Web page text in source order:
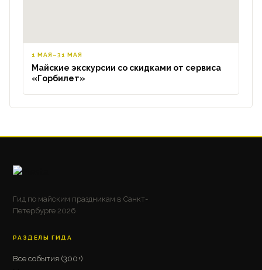
1 МАЯ–31 МАЯ
Майские экскурсии со скидками от сервиса
«Горбилет»
Гид по майским праздникам в Санкт-
Петербурге 2026
РАЗДЕЛЫ ГИДА
Все события (300+)